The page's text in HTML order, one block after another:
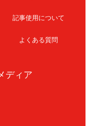
記事使用について
よくある質問
ディア